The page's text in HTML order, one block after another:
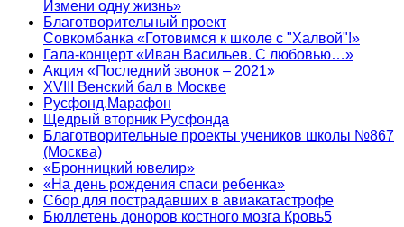
Измени одну жизнь»
Благотворительный проект
Совкомбанка «Готовимся к школе с "Халвой"!»
Гала-концерт «Иван Васильев. С любовью…»
Акция «Последний звонок – 2021»
XVIII Венский бал в Москве
Русфонд.Марафон
Щедрый вторник Русфонда
Благотворительные проекты учеников школы №867
(Москва)
«Бронницкий ювелир»
«На день рождения спаси ребенка»
Сбор для пострадавших в авиакатастрофе
Бюллетень доноров костного мозга Кровь5